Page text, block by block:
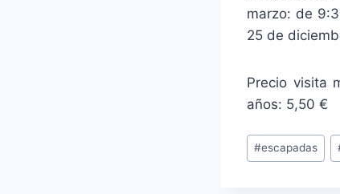
marzo: de
25 de
Precio visita
años: 5,50 €
Etiquetas
de
#escapadas